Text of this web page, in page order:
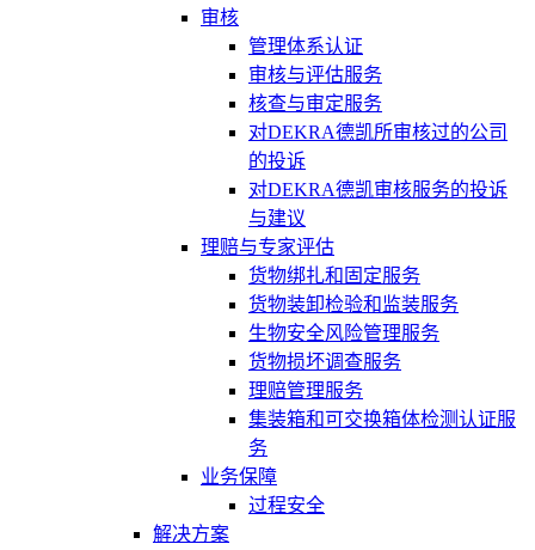
审核
管理体系认证
审核与评估服务
核查与审定服务
对DEKRA德凯所审核过的公司
的投诉
对DEKRA德凯审核服务的投诉
与建议
理赔与专家评估
货物绑扎和固定服务
货物装卸检验和监装服务
生物安全风险管理服务
货物损坏调查服务
理赔管理服务
集装箱和可交换箱体检测认证服
务
业务保障
过程安全
解决方案